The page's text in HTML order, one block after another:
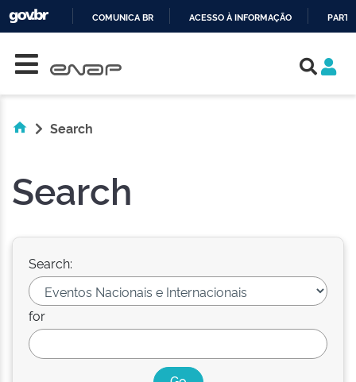
COMUNICA BR ACESSO À INFORMAÇÃO
Search
Search
Search:
for